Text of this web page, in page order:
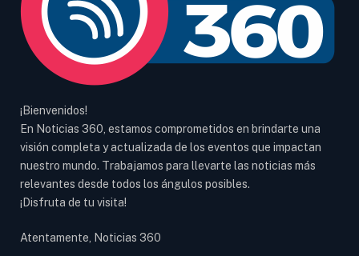
¡Bienvenidos!
En Noticias 360, estamos comprometidos en brindarte una
visión completa y actualizada de los eventos que impactan
nuestro mundo. Trabajamos para llevarte las noticias más
relevantes desde todos los ángulos posibles.
¡Disfruta de tu visita!
Atentamente, Noticias 360